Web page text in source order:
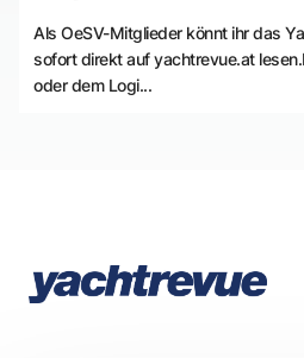
Als OeSV-Mitglieder könnt ihr das
sofort direkt auf yachtrevue.at
oder dem Logi...